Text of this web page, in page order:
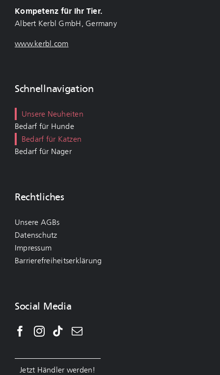
Kompetenz für Ihr Tier.
Albert Kerbl GmbH, Germany
www.kerbl.com
Schnellnavigation
Unsere Neuheiten
Bedarf für Hunde
Bedarf für Katzen
Bedarf für Nager
Rechtliches
Unsere AGBs
Datenschutz
Impressum
Barrierefreiheitserklärung
Social Media
Jetzt Händler werden!